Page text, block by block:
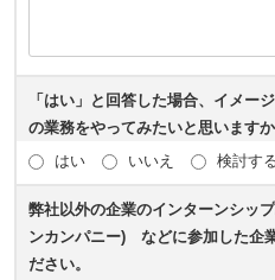
「はい」と回答した場合、イメー
の業務をやってみたいと思いますか
はい
いいえ 検討す
弊社以外の企業のインターンシッ
ンカンパニー) などに参加した企
ださい。